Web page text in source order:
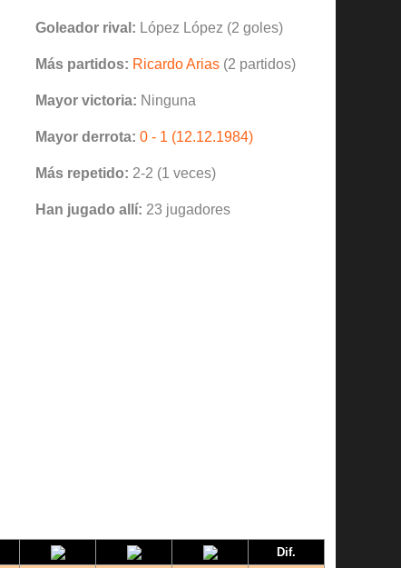
Goleador rival: López López (2 goles)
Más partidos: Ricardo Arias(2 partidos)
Mayor victoria: Ninguna
Mayor derrota: 0 - 1 (12.12.1984)
Más repetido: 2-2 (1 veces)
Han jugado allí: 23 jugadores
Dif.